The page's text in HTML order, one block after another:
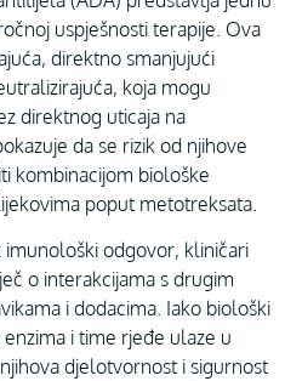
uspješnosti terapije. Ova
direktno smanjujući
koja mogu
direktnog uticaja na
da se rizik od njihove
kombinacijom biološke
poput metotreksata.
imunološki odgovor, kliničari
o interakcijama s drugim
i dodacima. Iako biološki
i time rjeđe ulaze u
djelotvornost i sigurnost